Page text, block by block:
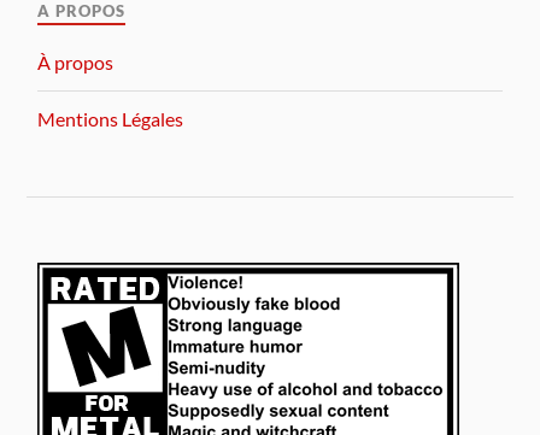
A PROPOS
À propos
Mentions Légales